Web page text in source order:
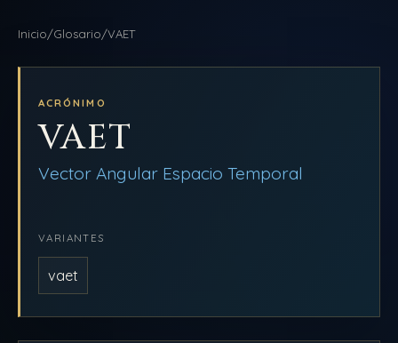
NAVEGACIÓN
INICIO
BLOG
Inicio/Glosario/VAET
ACRÓNIMO
VAET
Vector Angular Espacio Temporal
VARIANTES
vaet